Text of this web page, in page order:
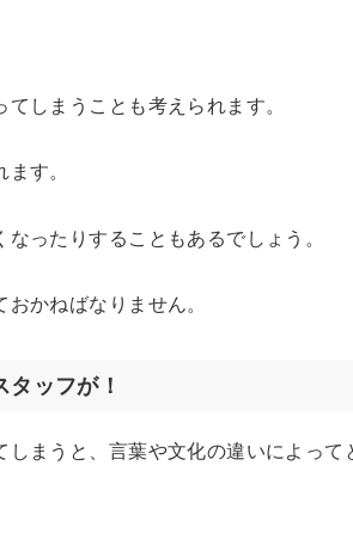
しまうことも考えられます。
す。
ったりすることもあるでしょう。
かねばなりません。
ッフが！
まうと、言葉や文化の違いによって